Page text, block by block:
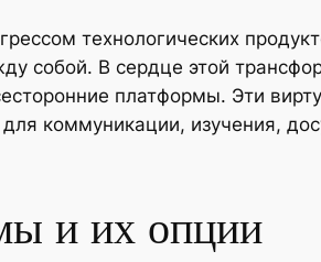
технологических
собой. В сердце этой
платформы. Эти
коммуникации, изучения,
и их опции